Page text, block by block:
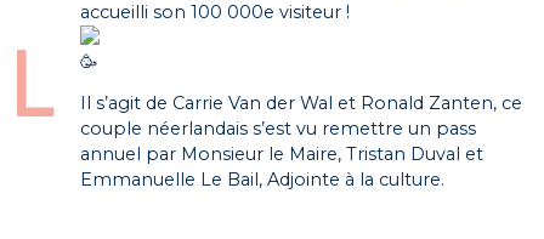
L
accueilli son 100 000e visiteur !
Il s’agit de Carrie Van der Wal et Ronald Zanten, ce
couple néerlandais s’est vu remettre un pass
annuel par Monsieur le Maire, Tristan Duval et
Emmanuelle Le Bail, Adjointe à la culture.